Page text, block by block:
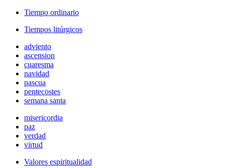
Tiempo ordinario
Tiempos litúrgicos
adviento
ascension
cuaresma
navidad
pascua
pentecostes
semana santa
misericordia
paz
verdad
virtud
Valores espiritualidad